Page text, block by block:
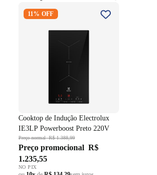
Cooktop de Indução
Electrolux IE3LP Powerboost
11% OFF
Cooktop de Indução Electrolux
IE3LP Powerboost Preto 220V
Preço normalR$ 1.388,99
Preço promocional R$
1.235,55
NO PIX